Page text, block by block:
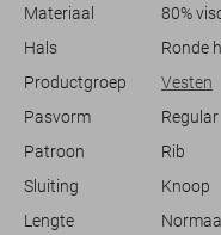
bijzondere vest.
Materiaal
80%
Hals
Ronde
Productgroep
Vesten
Pasvorm
Regular
Patroon
Rib
Sluiting
Knoop
Lengte
Normaal